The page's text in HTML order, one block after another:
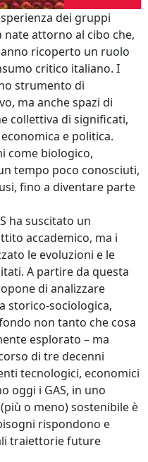
dei gruppi
nate attorno al cibo che,
ricoperto un ruolo
critico italiano. I
strumento di
ma anche spazi di
collettiva di significati,
e politica.
come biologico,
tempo poco conosciuti,
fino a diventare parte
ha suscitato un
accademico, ma i
le evoluzioni e le
A partire da questa
di analizzare
storico-sociologica,
non tanto che cosa
esplorato – ma
di tre decenni
tecnologici, economici
oggi i GAS, in uno
o meno) sostenibile è
rispondono e
traiettorie future